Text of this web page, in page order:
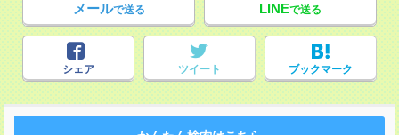
メールで送る LINEで送る
シェア ツイート ブックマーク